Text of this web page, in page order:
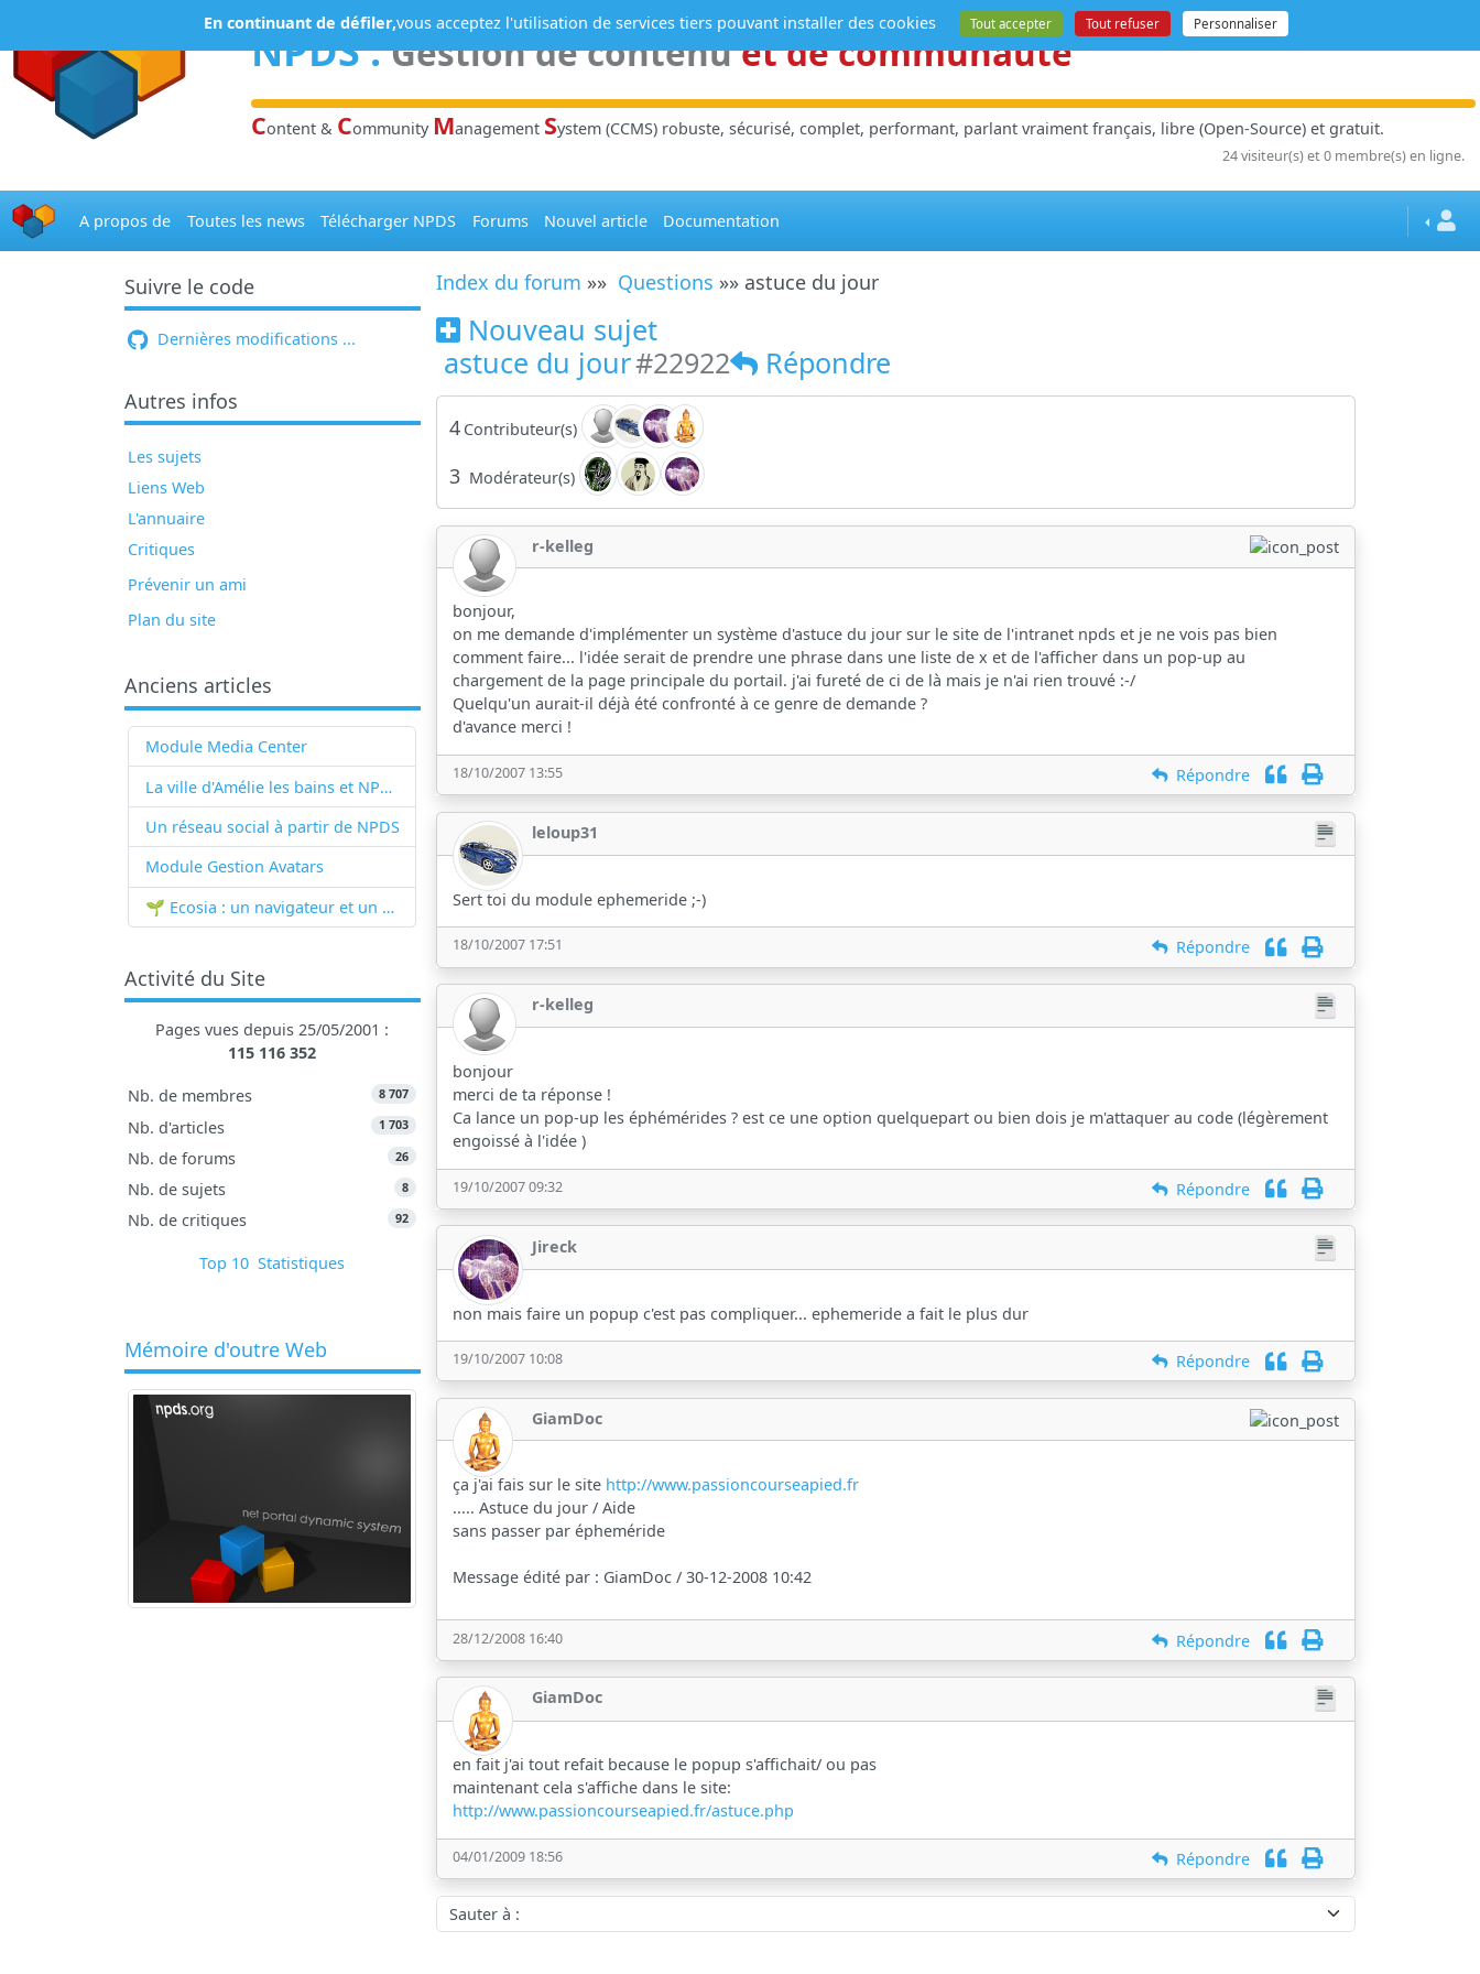
NPDS:Gestion de contenuet de communauté
Content & Community Management System (CCMS) robuste, sécurisé, complet, performant, parlant vraiment français, libre (Open-Source) et gratuit.
24 visiteur(s) et 0 membre(s) en ligne.
A propos de Toutes les news Télécharger NPDS Forums Nouvel article Documentation
Suivre le code
Dernières modifications ...
Autres infos
Les sujets
Liens Web
L'annuaire
Critiques
Prévenir un ami
Plan du site
Anciens articles
Module Media Center
La ville d'Amélie les bains et NPDS
Un réseau social à partir de NPDS
Module Gestion Avatars
🌱 Ecosia : un navigateur et un moteur de recherche qui plantent des arbres !...
Activité du Site
Pages vues depuis 25/05/2001 :
115 116 352
Nb. de membres 8 707
Nb. d'articles 1 703
Nb. de forums 26
Nb. de sujets 8
Nb. de critiques 92
Top 10 Statistiques
Mémoire d'outre Web
Index du forum »» Questions »» astuce du jour
Nouveau sujet
astuce du jour#22922 Répondre
4 Contributeur(s)
3 Modérateur(s)
r-kelleg
bonjour,
on me demande d'implémenter un système d'astuce du jour sur le site de l'intranet npds et je ne vois pas bien
comment faire... l'idée serait de prendre une phrase dans une liste de x et de l'afficher dans un pop-up au
chargement de la page principale du portail. j'ai fureté de ci de là mais je n'ai rien trouvé :-/
Quelqu'un aurait-il déjà été confronté à ce genre de demande ?
d'avance merci !
18/10/2007 13:55 Répondre
leloup31
Sert toi du module ephemeride ;-)
18/10/2007 17:51 Répondre
r-kelleg
bonjour
merci de ta réponse !
Ca lance un pop-up les éphémérides ? est ce une option quelquepart ou bien dois je m'attaquer au code (légèrement
engoissé à l'idée )
19/10/2007 09:32 Répondre
Jireck
non mais faire un popup c'est pas compliquer... ephemeride a fait le plus dur
19/10/2007 10:08 Répondre
GiamDoc
ça j'ai fais sur le site http://www.passioncourseapied.fr
..... Astuce du jour / Aide
sans passer par épheméride
Message édité par : GiamDoc / 30-12-2008 10:42
28/12/2008 16:40 Répondre
GiamDoc
en fait j'ai tout refait because le popup s'affichait/ ou pas
maintenant cela s'affiche dans le site:
http://www.passioncourseapied.fr/astuce.php
04/01/2009 18:56 Répondre
Sauter à :
En continuant de défiler,vous acceptez l'utilisation de services tiers pouvant installer des cookies Tout accepter Tout refuser Personnaliser